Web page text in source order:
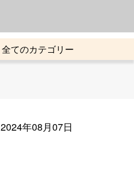
2024年08月07日